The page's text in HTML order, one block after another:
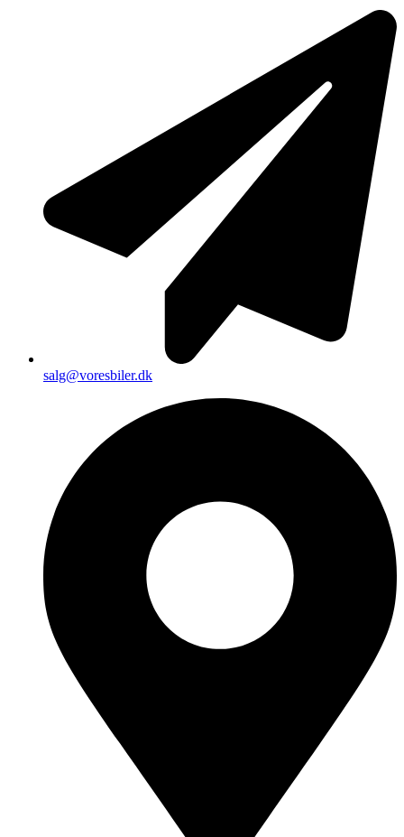
salg@voresbiler.dk